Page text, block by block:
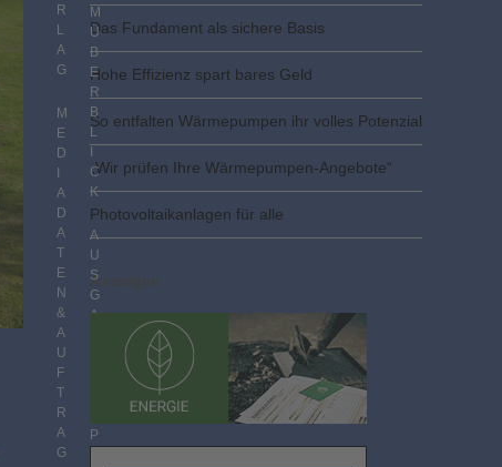
Das Fundament als sichere Basis
Hohe Effizienz spart bares Geld
So entfalten Wärmepumpen ihr volles Potenzial
„Wir prüfen Ihre Wärmepumpen-Angebote“
Photovoltaik­­anlagen für alle
Anzeigen
R
L
A
G
M
E
D
A
D
A
T
E
N
&
A
U
F
T
R
A
G
M
Ü
B
E
R
B
L
C
K
A
U
S
G
A
P